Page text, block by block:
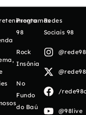
Programas
98
Rock
Insônia
No
Fundo
do Baú
Redes
Sociais 98
/
@98live